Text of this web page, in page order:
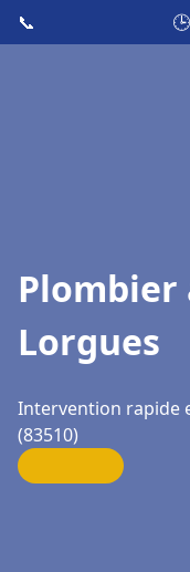
📞
Plombier
Lorgues
Intervention rapide
(83510)